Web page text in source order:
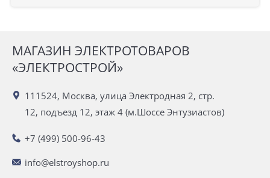
МАГАЗИН ЭЛЕКТРОТОВАРОВ
«ЭЛЕКТРОСТРОЙ»
111524, Москва, улица Электродная 2, стр.
12, подъезд 12, этаж 4 (м.Шоссе Энтузиастов)
+7 (499) 500-96-43
info@elstroyshop.ru